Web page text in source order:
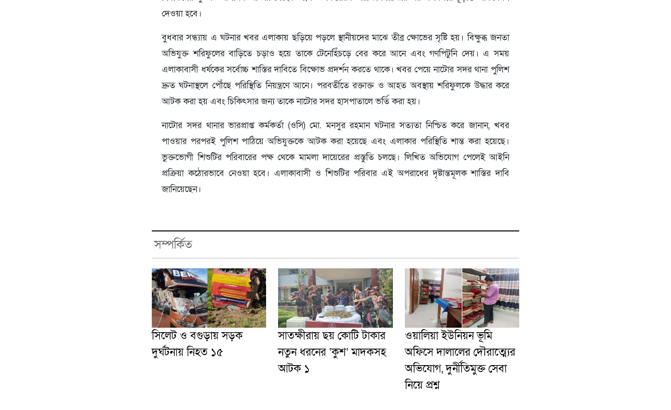
দেওয়া হবে।
বুধবার সন্ধ্যায় এ ঘটনার খবর এলাকায় ছড়িয়ে পড়লে স্থানীয়দের মাঝে তীব্র ক্ষোভের সৃষ্টি হয়। বিক্ষুব্ধ জনতা
অভিযুক্ত শরিফুলের বাড়িতে চড়াও হয়ে তাকে টেনেহিঁচড়ে বের করে আনে এবং গণপিটুনি দেয়। এ সময়
এলাকাবাসী ধর্ষকের সর্বোচ্চ শাস্তির দাবিতে বিক্ষোভ প্রদর্শন করতে থাকে। খবর পেয়ে নাটোর সদর থানা পুলিশ
দ্রুত ঘটনাস্থলে পৌঁছে পরিস্থিতি নিয়ন্ত্রণে আনে। পরবর্তীতে রক্তাক্ত ও আহত অবস্থায় শরিফুলকে উদ্ধার করে
আটক করা হয় এবং চিকিৎসার জন্য তাকে নাটোর সদর হাসপাতালে ভর্তি করা হয়।
নাটোর সদর থানার ভারপ্রাপ্ত কর্মকর্তা (ওসি) মো. মনসুর রহমান ঘটনার সত্যতা নিশ্চিত করে জানান, খবর
পাওয়ার পরপরই পুলিশ পাঠিয়ে অভিযুক্তকে আটক করা হয়েছে এবং এলাকার পরিস্থিতি শান্ত করা হয়েছে।
ভুক্তভোগী শিশুটির পরিবারের পক্ষ থেকে মামলা দায়েরের প্রস্তুতি চলছে। লিখিত অভিযোগ পেলেই আইনি
প্রক্রিয়া কঠোরভাবে নেওয়া হবে। এলাকাবাসী ও শিশুটির পরিবার এই অপরাধের দৃষ্টান্তমূলক শাস্তির দাবি
জানিয়েছেন।
সম্পর্কিত
সিলেট ও বগুড়ায় সড়ক
দুর্ঘটনায় নিহত ১৫
সাতক্ষীরায় ছয় কোটি টাকার
নতুন ধরনের ‘কুশ’ মাদকসহ
আটক ১
ওয়ালিয়া ইউনিয়ন ভূমি
অফিসে দালালের দৌরাত্ম্যের
অভিযোগ, দুর্নীতিমুক্ত সেবা
নিয়ে প্রশ্ন